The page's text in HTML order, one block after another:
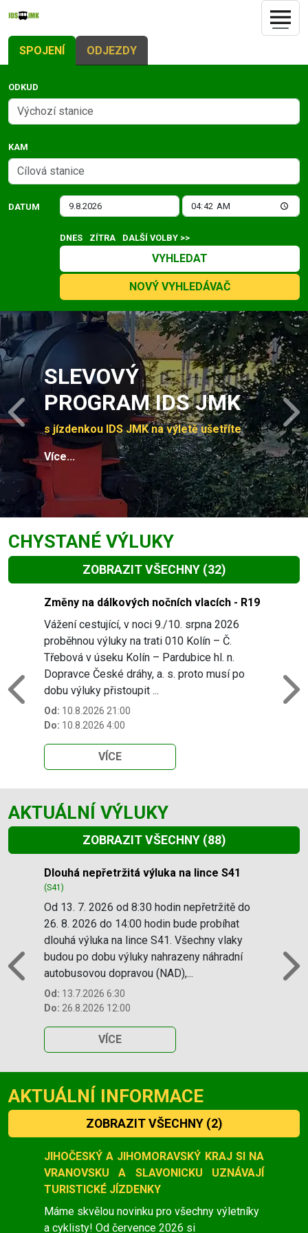
SPOJENÍ ODJEZDY
ODKUD
KAM
DATUM
DNES ZÍTRA DALŠÍ VOLBY >>
VYHLEDAT
NOVÝ VYHLEDÁVAČ
Slide 1 of 4
SLEVOVÝ
PROGRAM IDS JMK
s jízdenkou IDS JMK na výletě ušetříte
Více...
Previous
CHYSTANÉ VÝLUKY
ZOBRAZIT VŠECHNY (32)
Slide 1 of 32
Změny na dálkových nočních vlacích - R19
Vážení cestující, v noci 9./10. srpna 2026
proběhnou výluky na trati 010 Kolín – Č.
Třebová v úseku Kolín – Pardubice hl. n.
Dopravce České dráhy, a. s. proto musí po
dobu výluky přistoupit ...
Od: 10.8.2026 21:00
Do: 10.8.2026 4:00
VÍCE
Previous
AKTUÁLNÍ VÝLUKY
ZOBRAZIT VŠECHNY (88)
Slide 1 of 88
Dlouhá nepřetržitá výluka na lince S41
(S41)
Od 13. 7. 2026 od 8:30 hodin nepřetržitě do
26. 8. 2026 do 14:00 hodin bude probíhat
dlouhá výluka na lince S41. Všechny vlaky
budou po dobu výluky nahrazeny náhradní
autobusovou dopravou (NAD),...
Od: 13.7.2026 6:30
Do: 26.8.2026 12:00
VÍCE
Previous
AKTUÁLNÍ INFORMACE
ZOBRAZIT VŠECHNY (2)
Slide 1 of 2
JIHOČESKÝ A JIHOMORAVSKÝ KRAJ SI NA
VRANOVSKU A SLAVONICKU UZNÁVAJÍ
TURISTICKÉ JÍZDENKY
Máme skvělou novinku pro všechny výletníky
a cyklisty! Od července 2026 si